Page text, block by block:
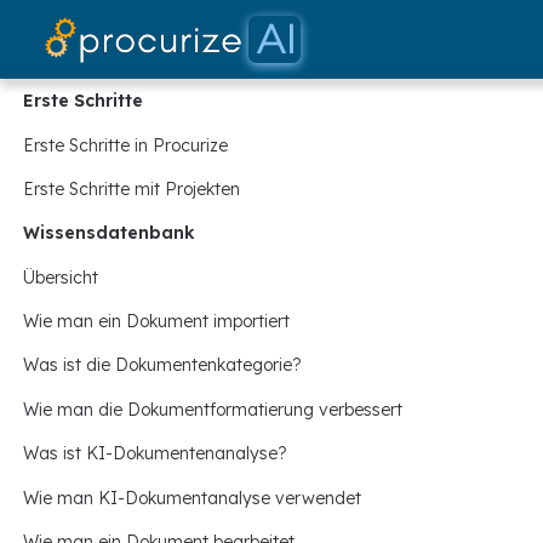
Erste Schritte
Erste Schritte in Procurize
Erste Schritte mit Projekten
Wissensdatenbank
Übersicht
Wie man ein Dokument importiert
Was ist die Dokumentenkategorie?
Wie man die Dokumentformatierung verbessert
Was ist KI-Dokumentenanalyse?
Wie man KI-Dokumentanalyse verwendet